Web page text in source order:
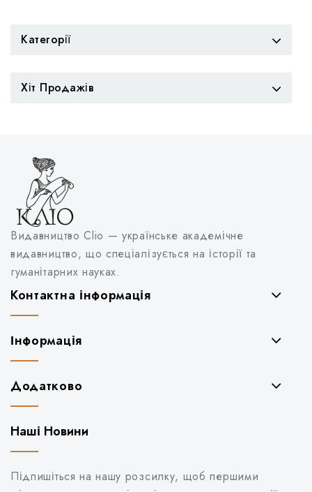
Категорії
Хіт Продажів
Видавництво Clio — українське академічне
видавництво, що спеціалізується на історії та
гуманітарних науках.
Контактна інформація
Інформація
Додатково
Наші Новини
Підпишіться на нашу розсилку, щоб першими